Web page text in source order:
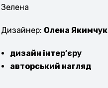
Зелена
Дизайнер: Олена Якимчук
дизайн інтер’єру
авторський нагляд